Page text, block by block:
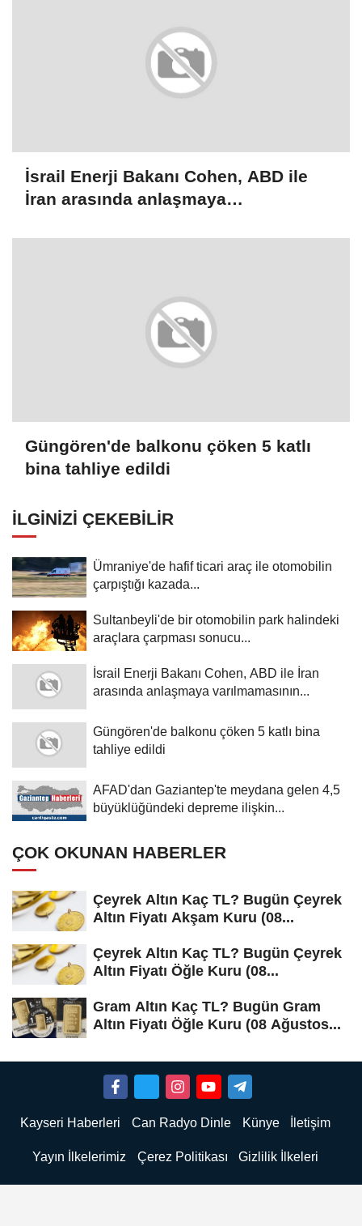
İsrail Enerji Bakanı Cohen, ABD ile
İran arasında anlaşmaya
olacağını söyledi
Güngören'de balkonu çöken 5 katlı
bina tahliye edildi
İLGINIZI ÇEKEBILIR
Ümraniye'de hafif ticari araç ile otomobilin
çarpıştığı kazada...
Sultanbeyli'de bir otomobilin park halindeki
araçlara çarpması sonucu...
İsrail Enerji Bakanı Cohen, ABD ile İran
arasında anlaşmaya varılmamasının...
Güngören'de balkonu çöken 5 katlı bina
tahliye edildi
AFAD'dan Gaziantep'te meydana gelen 4,5
büyüklüğündeki depreme ilişkin...
ÇOK OKUNAN HABERLER
Çeyrek Altın Kaç TL? Bugün Çeyrek
Altın Fiyatı Akşam Kuru (08...
Çeyrek Altın Kaç TL? Bugün Çeyrek
Altın Fiyatı Öğle Kuru (08...
Gram Altın Kaç TL? Bugün Gram
Altın Fiyatı Öğle Kuru (08 Ağustos...
Kayseri Haberleri Can Radyo Dinle Künye İletişim
Yayın İlkelerimiz Çerez Politikası Gizlilik İlkeleri